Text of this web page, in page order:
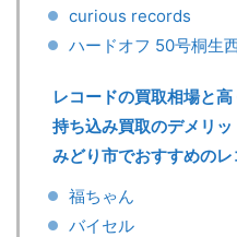
curious records
ハードオフ 50号桐生
レコードの買取相場と
持ち込み買取のデメリッ
みどり市でおすすめの
福ちゃん
バイセル